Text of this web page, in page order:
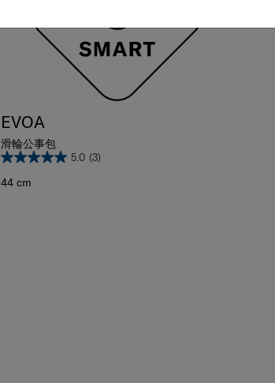
EVOA
滑輪公事包
5.0 (3)
44 cm